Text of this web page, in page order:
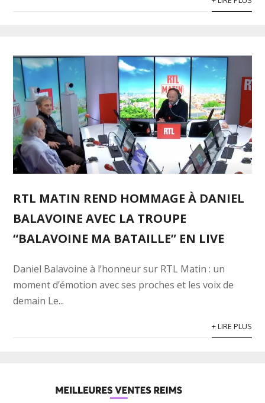
RTL MATIN REND HOMMAGE À DANIEL
BALAVOINE AVEC LA TROUPE
“BALAVOINE MA BATAILLE” EN LIVE
Daniel Balavoine à l’honneur sur RTL Matin : un
moment d’émotion avec ses proches et les voix de
demain Le...
+ LIRE PLUS